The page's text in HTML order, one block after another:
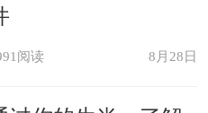
阅读 8月28日